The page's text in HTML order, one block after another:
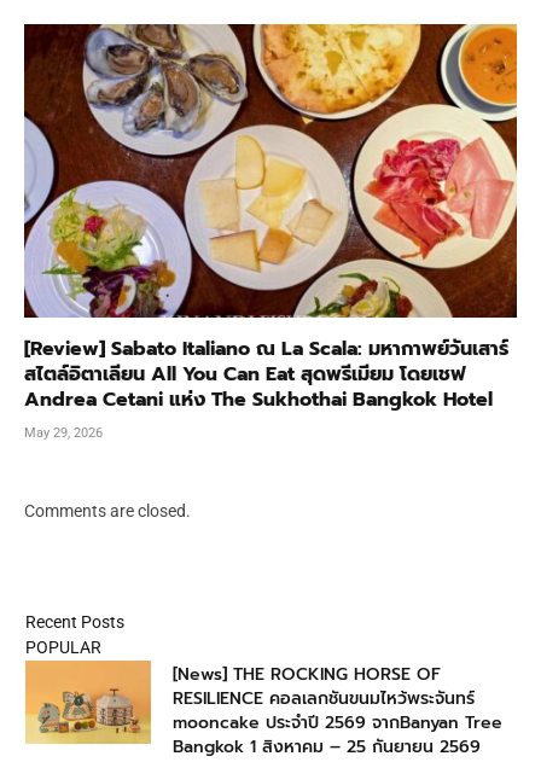
[Review] Sabato Italiano ณ La Scala: มหากาพย์วันเสาร์
สไตล์อิตาเลียน All You Can Eat สุดพรีเมียม โดยเชฟ
Andrea Cetani แห่ง The Sukhothai Bangkok Hotel
May 29, 2026
Comments are closed.
Recent Posts
POPULAR
[News] THE ROCKING HORSE OF
RESILIENCE คอลเลกชันขนมไหว้พระจันทร์
mooncake ประจำปี 2569 จากBanyan Tree
Bangkok 1 สิงหาคม – 25 กันยายน 2569